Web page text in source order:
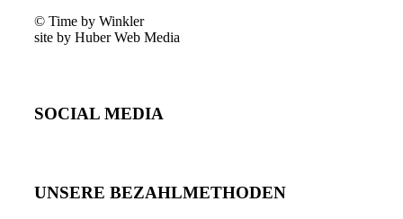
© Time by Winkler
site by Huber Web Media
SOCIAL MEDIA
UNSERE BEZAHLMETHODEN